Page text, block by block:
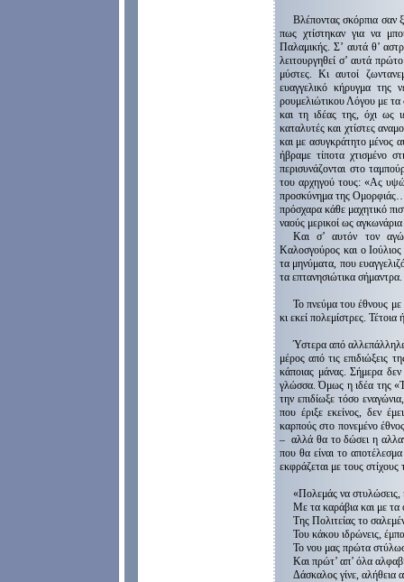
Βλέποντας σκόρπια σαν
πως χτίστηκαν για να
Παλαμικής. Σ’ αυτά θ’
λειτουργηθεί σ’ αυτά
μύστες. Κι αυτοί
ευαγγελικό κήρυγμα της
ρουμελιώτικου Λόγου με τα
και τη ιδέας της, όχι ως
καταλυτές και χτίστες
και με ασυγκράτητο μένος
ήβραμε τίποτα χτισμένο
περισυνάζονται στο
του αρχηγού τους: «Ας
προσκύνημα της
πρόσχαρα κάθε μαχητικό
ναούς μερικοί ως
Και σ’ αυτόν τον
Καλοσγούρος και ο
τα μηνύματα, που
τα επτανησιώτικα
Το πνεύμα του έθνους
κι εκεί πολεμίστρες.
Ύστερα από
μέρος από τις επιδιώξεις
κάποιας μάνας. Σήμερα δεν
γλώσσα. Όμως η ιδέα της
την επιδίωξε τόσο
που έριξε εκείνος, δεν
καρπούς στο πονεμένο
– αλλά θα το δώσει η
που θα είναι το
εκφράζεται με τους στίχους
«Πολεμάς να στυλώσεις,
Με τα καράβια και με τα
Της Πολιτείας το
Του κάκου ιδρώνεις,
Το νου μας πρώτα
Και πρώτ’ απ’ όλα
Δάσκαλος γίνε, αλήθεια